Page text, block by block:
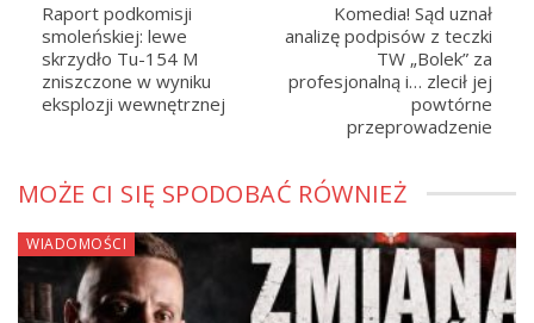
Raport podkomisji
smoleńskiej: lewe
skrzydło Tu-154 M
zniszczone w wyniku
eksplozji wewnętrznej
Komedia! Sąd uznał
analizę podpisów z teczki
TW „Bolek” za
profesjonalną i… zlecił jej
powtórne
przeprowadzenie
MOŻE CI SIĘ SPODOBAĆ RÓWNIEŻ
WIADOMOŚCI